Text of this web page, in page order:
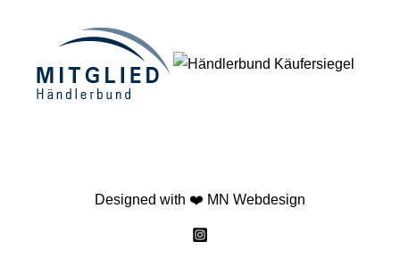
Designed with ❤️ MN Webdesign